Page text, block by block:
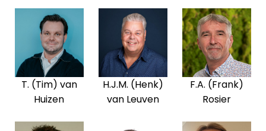
T. (Tim) van
Huizen
H.J.M. (Henk)
van Leuven
F.A. (Frank)
Rosier